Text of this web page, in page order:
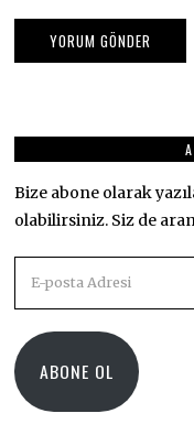
Bize abone olarak
olabilirsiniz. Siz de
posta
ABONE OL